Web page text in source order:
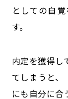
としての自
す。
内定を獲得し
てしまうと、
にも自分に合